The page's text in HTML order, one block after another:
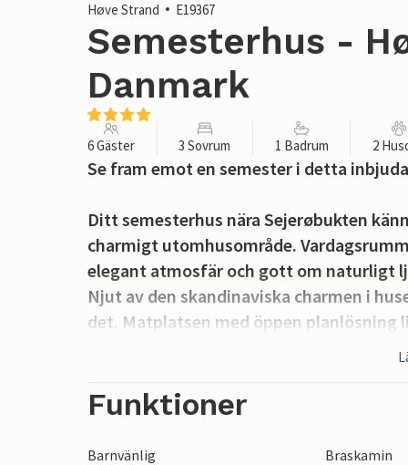
Høve Strand
E19367
Semesterhus -
Danmark
6 Gäster 3 Sovrum 1 Badrum 2
Se fram emot en semester i detta
Ditt semesterhus nära Sejerøbukten
charmigt utomhusområde.
elegant atmosfär och gott om naturligt
Njut av den skandinaviska charmen i
det. Matplatsen med öppen
där du kan tillaga familjens måltider i
utomhusaktiviteter på den välskötta
Funktioner
Barnvänlig Braskamin